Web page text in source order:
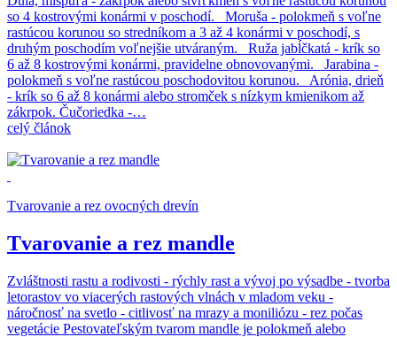
so 4 kostrovými konármi v poschodí. Moruša - polokmeň s voľne
rastúcou korunou so stredníkom a 3 až 4 konármi v poschodí, s
druhým poschodím voľnejšie utváraným. Ruža jabĺčkatá - krík so
6 až 8 kostrovými konármi, pravidelne obnovovanými. Jarabina -
polokmeň s voľne rastúcou poschodovitou korunou. Arónia, drieň
- krík so 6 až 8 konármi alebo stromček s nízkym kmienikom až
zákrpok. Čučoriedka -…
celý článok
Tvarovanie a rez ovocných drevín
Tvarovanie a rez mandle
Zvláštnosti rastu a rodivosti - rýchly rast a vývoj po výsadbe - tvorba
letorastov vo viacerých rastových vlnách v mladom veku -
náročnosť na svetlo - citlivosť na mrazy a moniliózu - rez počas
vegetácie Pestovateľským tvarom mandle je polokmeň alebo